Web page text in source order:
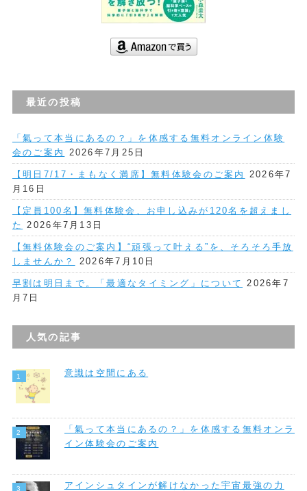
最近の投稿
「氣って本当にあるの？」を体感する無料オンライン体験
会のご案内
2026年7月25日
【明日7/17・まもなく満席】無料体験会のご案内
2026年7
月16日
【定員100名】無料体験会、お申し込みが120名を超えまし
た
2026年7月13日
【無料体験会のご案内】“頑張って叶える”を、そろそろ手放
しませんか？
2026年7月10日
早割は明日まで。「最適なタイミング」について
2026年7
月7日
人気の記事
意識は空間にある
「氣って本当にあるの？」を体感する無料オンラ
イン体験会のご案内
アインシュタインが解けなかった宇宙最強の力